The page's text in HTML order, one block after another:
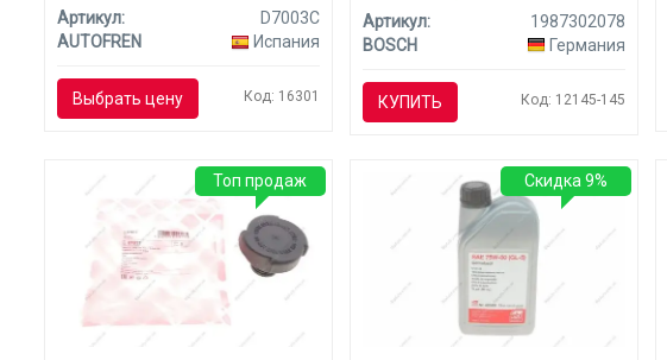
Артикул:
D7003C
AUTOFREN
Испания
Выбрать цену Код: 16301
Артикул:
1987302078
BOSCH
Германия
КУПИТЬ Код: 12145-145
Топ продаж Скидка 9%